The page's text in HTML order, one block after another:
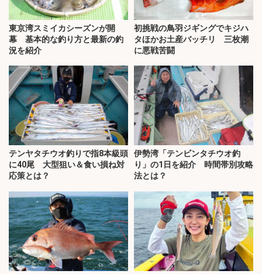
東京湾スミイカシーズンが開
幕 基本的な釣り方と最新の釣
況を紹介
初挑戦の鳥羽ジギングでキジハ
タほかお土産バッチリ 三枚潮
に悪戦苦闘
テンヤタチウオ釣りで指8本級頭
に40尾 大型狙い＆食い損ね対
応策とは？
伊勢湾「テンビンタチウオ釣
り」の1日を紹介 時間帯別攻略
法とは？